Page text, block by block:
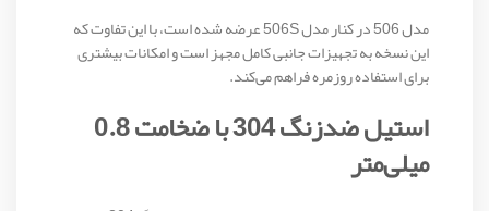
مدل 506 در کنار مدل 506S عرضه شده است، با این تفاوت که
این نسخه به تجهیزات جانبی کامل مجهز است و امکانات بیشتری
برای استفاده روزمره فراهم می‌کند.
استیل ضدزنگ 304 با ضخامت 0.8
میلی‌متر